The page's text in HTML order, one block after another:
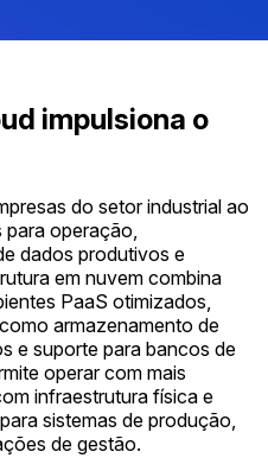
impulsiona o
do setor industrial ao
operação,
dados produtivos e
em nuvem combina
PaaS otimizados,
armazenamento de
e suporte para bancos de
operar com mais
infraestrutura física e
sistemas de produção,
de gestão.